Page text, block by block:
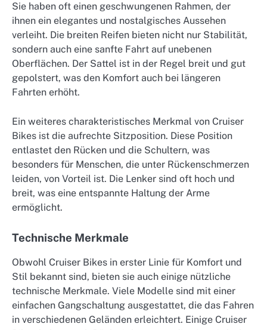
Sie haben oft einen geschwungenen Rahmen, der
ihnen ein elegantes und nostalgisches Aussehen
verleiht. Die breiten Reifen bieten nicht nur Stabilität,
sondern auch eine sanfte Fahrt auf unebenen
Oberflächen. Der Sattel ist in der Regel breit und gut
gepolstert, was den Komfort auch bei längeren
Fahrten erhöht.
Ein weiteres charakteristisches Merkmal von Cruiser
Bikes ist die aufrechte Sitzposition. Diese Position
entlastet den Rücken und die Schultern, was
besonders für Menschen, die unter Rückenschmerzen
leiden, von Vorteil ist. Die Lenker sind oft hoch und
breit, was eine entspannte Haltung der Arme
ermöglicht.
Technische Merkmale
Obwohl Cruiser Bikes in erster Linie für Komfort und
Stil bekannt sind, bieten sie auch einige nützliche
technische Merkmale. Viele Modelle sind mit einer
einfachen Gangschaltung ausgestattet, die das Fahren
in verschiedenen Geländen erleichtert. Einige Cruiser